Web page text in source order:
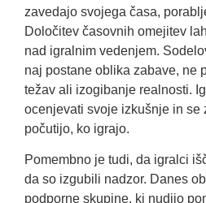
zavedajo svojega časa,
Določitev časovnih omejitev
nad igralnim vedenjem.
naj postane oblika zabave, ne
težav ali izogibanje realnosti.
ocenjevati svoje izkušnje in se
počutijo, ko igrajo.
Pomembno je tudi, da igralci
da so izgubili nadzor. Danes
podporne skupine, ki nudijo